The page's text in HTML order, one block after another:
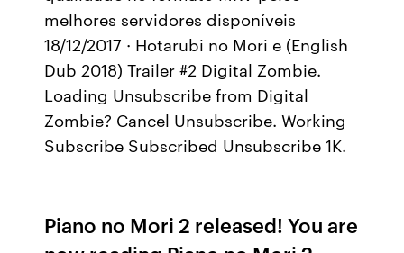
melhores servidores disponíveis
18/12/2017 · Hotarubi no Mori e (English
Dub 2018) Trailer #2 Digital Zombie.
Loading Unsubscribe from Digital
Zombie? Cancel Unsubscribe. Working
Subscribe Subscribed Unsubscribe 1K.
Piano no Mori 2 released! You are